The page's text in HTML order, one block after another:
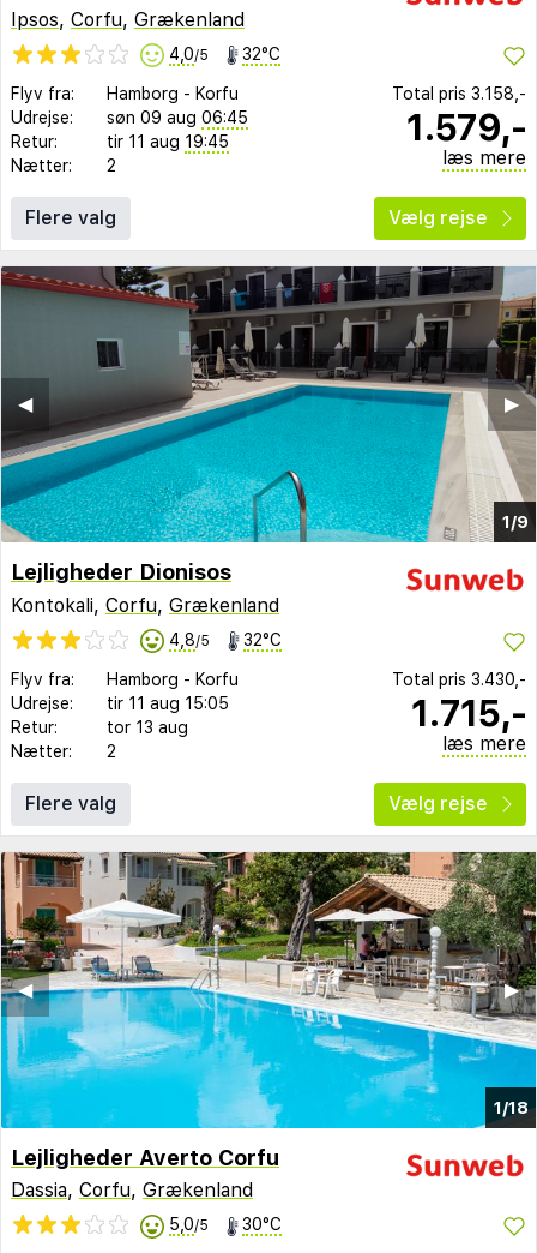
Ipsos, Corfu, Grækenland
4,0/5 32°C
Flyv fra: Hamborg - Korfu
Udrejse:
søn 09 aug 06:45
Retur:
tir 11 aug 19:45
Nætter:
2
Total pris 3.158,-
1.579,-
læs mere
Flere valg Vælg rejse
1/9
▶︎
◀︎
Lejligheder Dionisos
Kontokali, Corfu, Grækenland
4,8/5 32°C
Flyv fra: Hamborg - Korfu
Udrejse:
tir 11 aug 15:05
Retur:
tor 13 aug
Nætter:
2
Total pris 3.430,-
1.715,-
læs mere
Flere valg Vælg rejse
1/18
▶︎
◀︎
Lejligheder Averto Corfu
Dassia, Corfu, Grækenland
5,0/5 30°C